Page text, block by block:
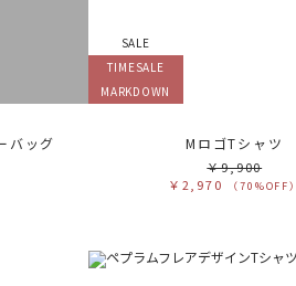
バッグ
SALE
TIMESALE
MARKDOWN
MロゴTシャツ
￥9,900
￥2,970
（70%OFF）